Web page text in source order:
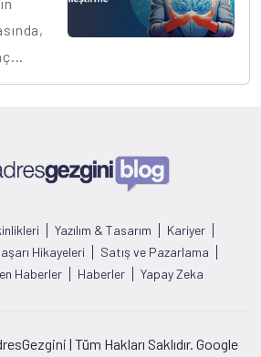
Yazılım & Tasarım
Kariyer
Hikayeleri
Satış ve Pazarlama
Haberler
Haberler Yapay Zeka
| Tüm Hakları Saklıdır. Google